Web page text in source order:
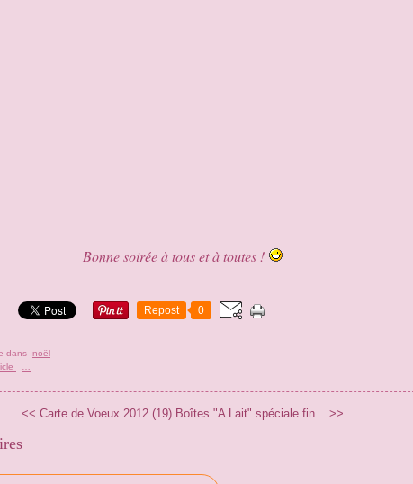
Bonne soirée à tous et à toutes !
Repost 0
dans noël
<< Carte de Voeux 2012 (19) Boîtes "A Lait" spéciale fin... >>